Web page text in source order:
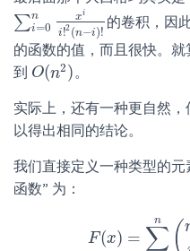
∑n
i=0
xi
i!2(n−i)!
∑ =0n xii!2(n−i)!
的卷积，因
的函数的值，而且很快。
到 O(n2)
O(n2 。
实际上，还有一种更自然
以得出相同的结论。
我们直接定义一种类型的
函数” 为：
F(x) = ∑
n (
F(x =∑ = n(